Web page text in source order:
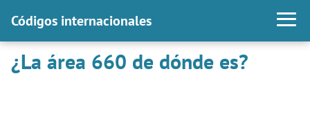
Códigos internacionales
¿La área 660 de dónde es?